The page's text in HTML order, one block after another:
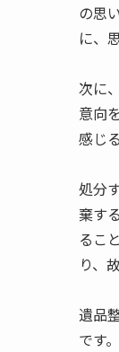
の思
に、
次に
意向
感じ
処分
棄す
るこ
り、
遺品
です